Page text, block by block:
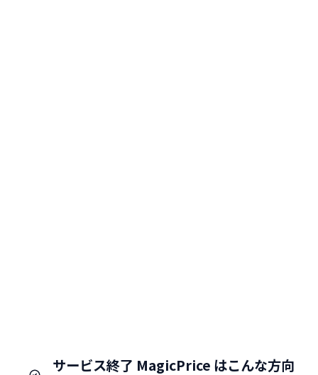
サービス終了 MagicPrice はこんな方向